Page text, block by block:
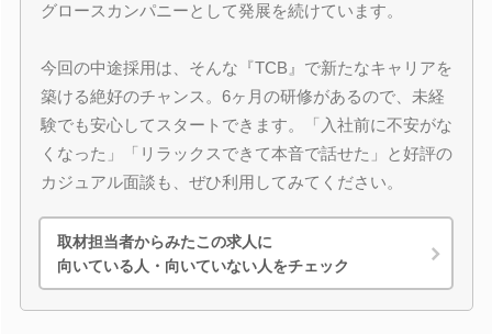
グロースカンパニーとして発展を続けています。
今回の中途採用は、そんな『TCB』で新たなキャリアを
築ける絶好のチャンス。6ヶ月の研修があるので、未経
験でも安心してスタートできます。「入社前に不安がな
くなった」「リラックスできて本音で話せた」と好評の
カジュアル面談も、ぜひ利用してみてください。
取材担当者からみたこの求人に
向いている人・向いていない人をチェック